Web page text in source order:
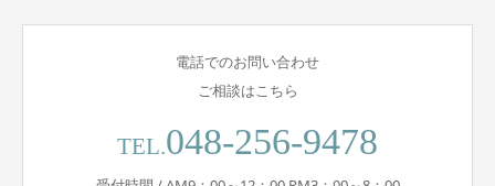
電話でのお問い合わせ
ご相談はこちら
TEL.048-256-9478